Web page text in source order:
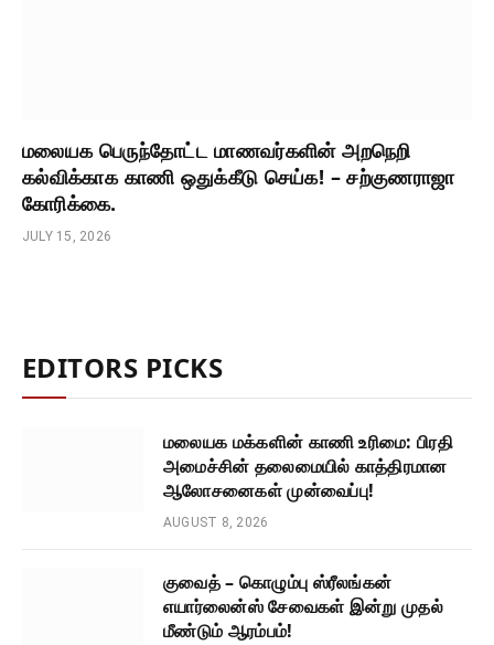
மலையக பெருந்தோட்ட மாணவர்களின் அறநெறி
கல்விக்காக காணி ஒதுக்கீடு செய்க! – சற்குணராஜா
கோரிக்கை.
JULY 15, 2026
EDITORS PICKS
மலையக மக்களின் காணி உரிமை: பிரதி
அமைச்சின் தலைமையில் காத்திரமான
ஆலோசனைகள் முன்வைப்பு!
AUGUST 8, 2026
குவைத் – கொழும்பு ஸ்ரீலங்கன்
எயார்லைன்ஸ் சேவைகள் இன்று முதல்
மீண்டும் ஆரம்பம்!